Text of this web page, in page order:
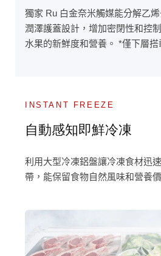
獨家 Ru 白金奈米觸媒能分解乙
潤澤護蓋設計，增加密閉性和控
水果的新鮮度和營養。 *僅下層搭
INSTANT FREEZE
自動感知即鮮冷凍
利用大型冷凍鋁盤讓冷凍食材迅
帶，能保留食物自然風味和營養